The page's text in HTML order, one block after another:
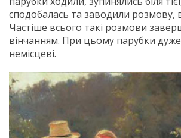
сподобалась та заводили розмову,
Частіше всього такі розмови
вінчанням. При цьому парубки
немісцеві.